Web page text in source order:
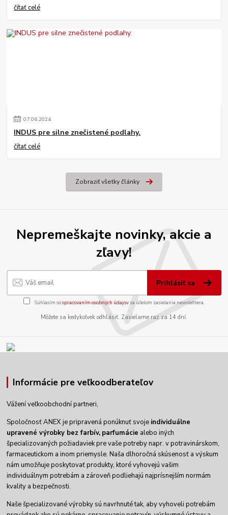
čítať celé
07.06.2024
INDUS pre silne znečistené podlahy.
čítať celé
Zobraziť všetky články
Nepremeškajte novinky, akcie a
zľavy!
Prihlásiť sa
Súhlasím sospracovaním osobných údajov za účelom zasielania newslettera.
Môžete sa kedykoľvek odhlásiť. Zasielame raz za 14 dní.
Informácie pre veľkoodberateľov
Vážení veľkoobchodní partneri,
Spoločnosť ANEX je pripravená ponúknuť svoje individuálne
upravené výrobky bez farbív, parfumácie alebo iných
špecializovaných požiadaviek pre vaše potreby napr. v potravinárskom,
farmaceutickom a inom priemysle. Naša dlhoročná skúsenosť a výskum
nám umožňuje poskytovať produkty, ktoré vyhovejú vašim
individuálnym potrebám a zároveň podliehajú najprísnejším normám
kvality a bezpečnosti.
Naše špecializované výrobky sú navrhnuté tak, aby vyhoveli potrebám